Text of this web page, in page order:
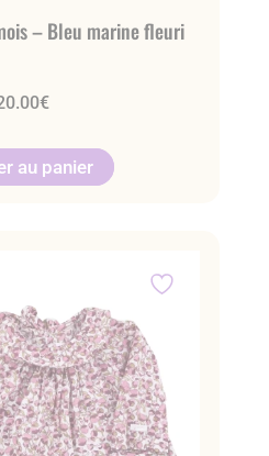
– Bleu marine fleuri
€
au panier